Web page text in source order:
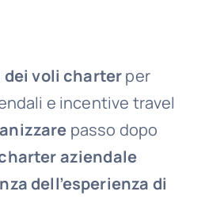
voli charterper
e incentive travel
passo dopo
aziendale
dell’esperienza di